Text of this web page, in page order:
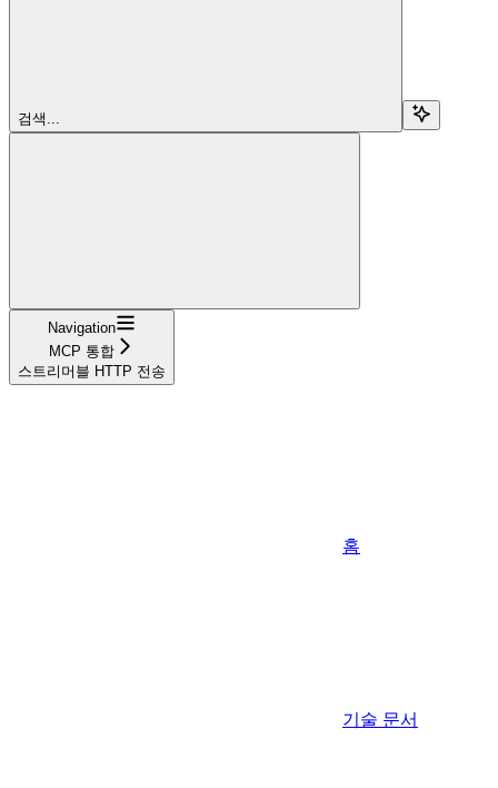
검색...
Navigation
MCP 통합
스트리머블 HTTP 전송
홈
기술 문서